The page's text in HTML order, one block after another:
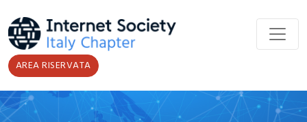
AREA RISERVATA